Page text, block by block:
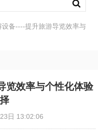
设备----提升旅游导览效率与
览效率与个性化体验
日 13:02:06